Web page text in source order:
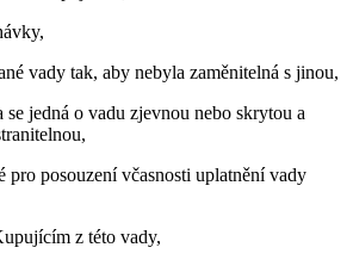
vady tak, aby nebyla zaměnitelná s jinou,
jedná o vadu zjevnou nebo skrytou a
pro posouzení včasnosti uplatnění vady
z této vady,